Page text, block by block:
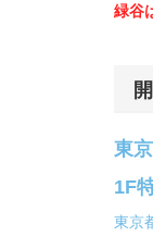
緑谷
東
1F
東京